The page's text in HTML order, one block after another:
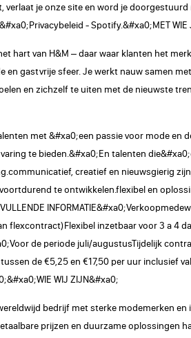
verlaat je onze site en word je
- Spotify.&#xa0;MET WIE
hart van H&M – daar waar klanten het
en gastvrije sfeer. Je werkt nauw samen
en zichzelf te uiten met de nieuwste
met &#xa0;een passie voor mode en
te bieden.&#xa0;En talenten
creatief en nieuwsgierig
te ontwikkelen.flexibel en
flexcontract)Flexibel inzetbaar voor 3 a 4
de periode juli/augustusTijdelijk
de €5,25 en €17,50 per uur inclusief
WIJ ZIJN&#xa0;
bedrijf met sterke modemerken
prijzen en duurzame oplossingen